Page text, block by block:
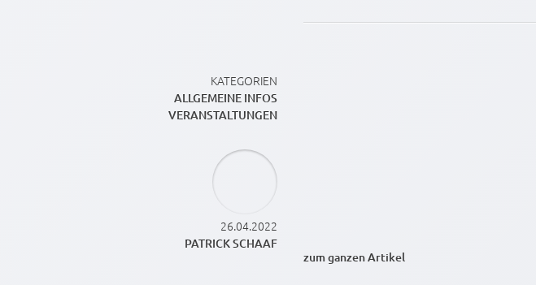
KATEGORIEN
ALLGEMEINE INFOS
VERANSTALTUNGEN
26.04.2022
PATRICK SCHAAF
zum ganzen Artikel